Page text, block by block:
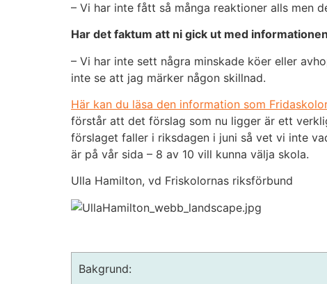
– Vi har inte fått så många reaktioner alls men
Har det faktum att ni gick ut med
– Vi har inte sett några minskade köer eller
inte se att jag märker någon skillnad.
Här kan du läsa den information som
förstår att det förslag som nu ligger är ett
förslaget faller i riksdagen i juni så vet vi inte
är på vår sida – 8 av 10 vill kunna välja skola.
Ulla Hamilton, vd Friskolornas riksförbund
Bakgrund:
baserat på
webbplatsen
För att vår
webbplats
ska prestera
så bra som
ditt besök.
att försvinna